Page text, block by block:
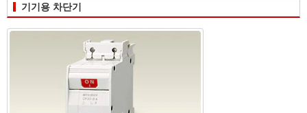
기기용 차단기